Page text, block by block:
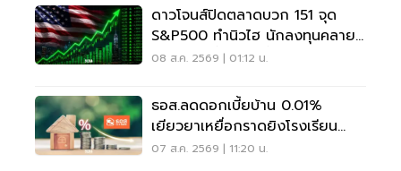
ดาวโจนส์ปิดตลาดบวก 151 จุด
S&P500 ทำนิวไฮ นักลงทุนคลาย
กังวลเฟดขึ้นดอกเบี้ย
08 ส.ค. 2569 | 01:12 น.
ธอส.ลดดอกเบี้ยบ้าน 0.01%
เยียวยาเหยื่อกราดยิงโรงเรียน
จ.นนทบุรี
07 ส.ค. 2569 | 11:20 น.